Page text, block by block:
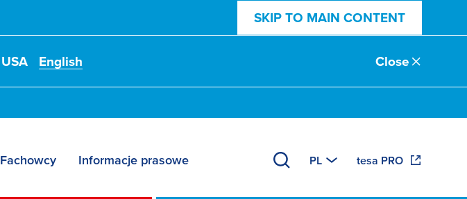
SKIP TO MAIN CONTENT
USA English Close
Fachowcy Informacje prasowe PL tesa PRO